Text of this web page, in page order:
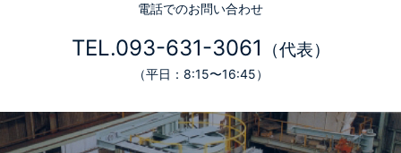
電話でのお問い合わせ
TEL.093-631-3061 （代表）
（平日：8:15〜16:45）